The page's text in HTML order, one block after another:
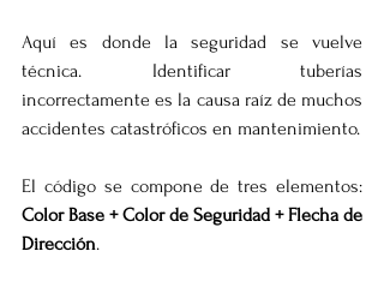
Aquí es donde la seguridad se vuelve
técnica. Identificar tuberías
incorrectamente es la causa raíz de muchos
accidentes catastróficos en mantenimiento.
Color Base + Color de Seguridad + Flecha de
Dirección.